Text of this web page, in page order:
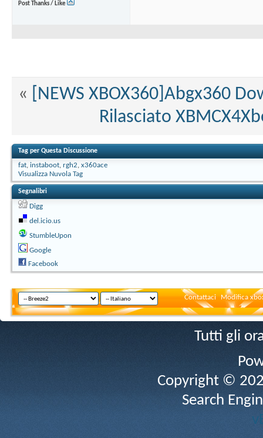
Post Thanks / Like
«
[NEWS XBOX360]Abgx360
Rilasciato
Tag per Questa Discussione
fat, instaboot, rgh2, x360ace
Visualizza Nuvola Tag
Segnalibri
Digg
del.icio.us
StumbleUpon
Google
Facebook
Contattaci Modifica
Tutti gli
Copyright ©
Search